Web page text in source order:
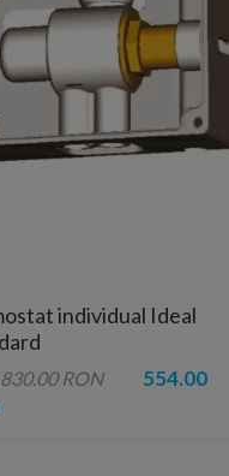
individual Ideal
RON
554.00